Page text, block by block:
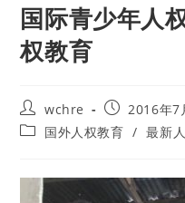
国际青少年人
权教育
Post
author:
wchre
Post
published:
2016年7
Post国外人权教育 / 最新